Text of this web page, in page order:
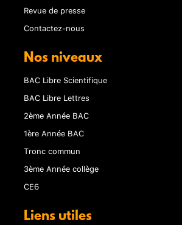
Revue de presse
Contactez-nous
Nos niveaux
BAC Libre Scientifique
BAC Libre Lettres
2ème Année BAC
1ère Année BAC
Tronc commun
3ème Année collège
CE6
Liens utiles